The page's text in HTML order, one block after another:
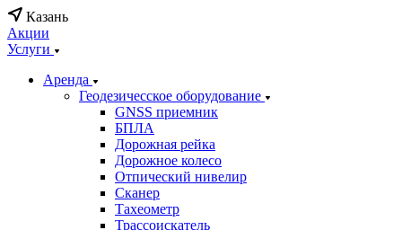
Казань
Акции
Услуги
Аренда
Геодезичесское оборудование
GNSS приемник
БПЛА
Дорожная рейка
Дорожное колесо
Отпический нивелир
Сканер
Тахеометр
Трассоискатель